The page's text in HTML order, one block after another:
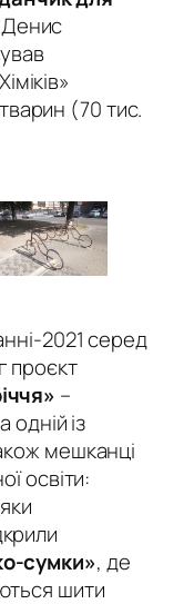
(70 тис.
2021 серед
проєкт
–
одній із
мешканці
освіти:
сумки», де
шити